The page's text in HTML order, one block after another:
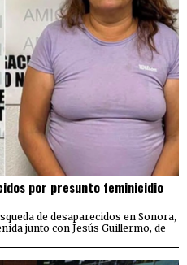
por presunto feminicidio
de desaparecidos en Sonora,
junto con Jesús Guillermo, de